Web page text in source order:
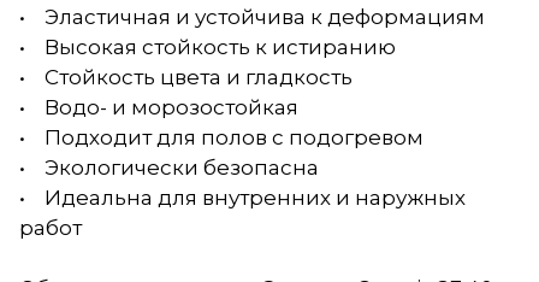
• Эластичная и устойчива к деформациям
• Высокая стойкость к истиранию
• Стойкость цвета и гладкость
• Водо- и морозостойкая
• Подходит для полов с подогревом
• Экологически безопасна
• Идеальна для внутренних и наружных
работ